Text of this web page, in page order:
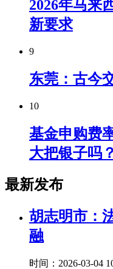
2026年马来
新要求
9
东莞：古今
10
基金申购费
大把银子吗？
最新发布
胡志明市：
融
时间：2026-03-04